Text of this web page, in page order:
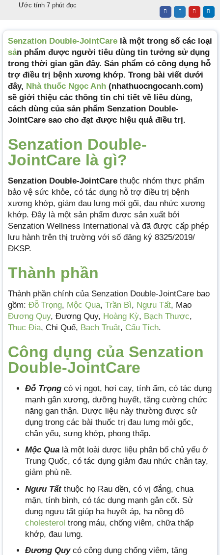
Ước tính 7 phút đọc
Senzation Double-JointCare là một trong số các loại
sản phẩm được người tiêu dùng tin tưởng sử dụng
trong thời gian gần đây. Sản phẩm có công dụng hỗ
trợ điều trị bệnh xương khớp. Trong bài viết dưới
đây, Nhà thuốc Ngọc Anh (nhathuocngocanh.com)
sẽ giới thiệu các thông tin chi tiết về liều dùng,
cách dùng của sản phẩm Senzation Double-
JointCare sao cho đạt được hiệu quả điều trị.
Senzation Double-
JointCare là gì?
Senzation Double-JointCare thuộc nhóm thực phẩm
bảo vệ sức khỏe, có tác dụng hỗ trợ điều trị bệnh
xương khớp, giảm đau lưng mỏi gối, đau nhức xương
khớp. Đây là một sản phẩm được sản xuất bởi
Senzation Wellness International và đã được cấp phép
lưu hành trên thị trường với số đăng ký 8325/2019/
ĐKSP.
Thành phần
Thành phần chính của Senzation Double-JointCare bao
gồm: Đỗ Trọng, Mộc Qua, Trần Bì, Ngưu Tất, Mao
Đương Quy, Đương Quy, Hoàng Kỳ, Bạch Thược,
Thục Địa, Chi Quế, Bạch Truật, Cẩu Tích.
Công dụng của Senzation
Double-JointCare
Đỗ Trọng có vị ngọt, hơi cay, tính ấm, có tác dụng
mạnh gân xương, dưỡng huyết, tăng cường chức
năng gan thận. Dược liệu này thường được sử
dụng trong các bài thuốc trị đau lưng mỏi gốc,
chân yếu, sưng khớp, phong thấp.
Mộc Qua là một loài dược liệu phân bố chủ yếu ở
Trung Quốc, có tác dụng giảm đau nhức chân tay,
giảm phù nề.
Ngưu Tấtthuộc họ Rau dền, có vị đắng, chua
mặn, tính bình, có tác dụng mạnh gân cốt. Sử
dụng ngưu tất giúp hạ huyết áp, hạ nồng độ
cholesterol trong máu, chống viêm, chữa thấp
khớp, đau lưng.
Đương Quycó công dụng chống viêm, tăng